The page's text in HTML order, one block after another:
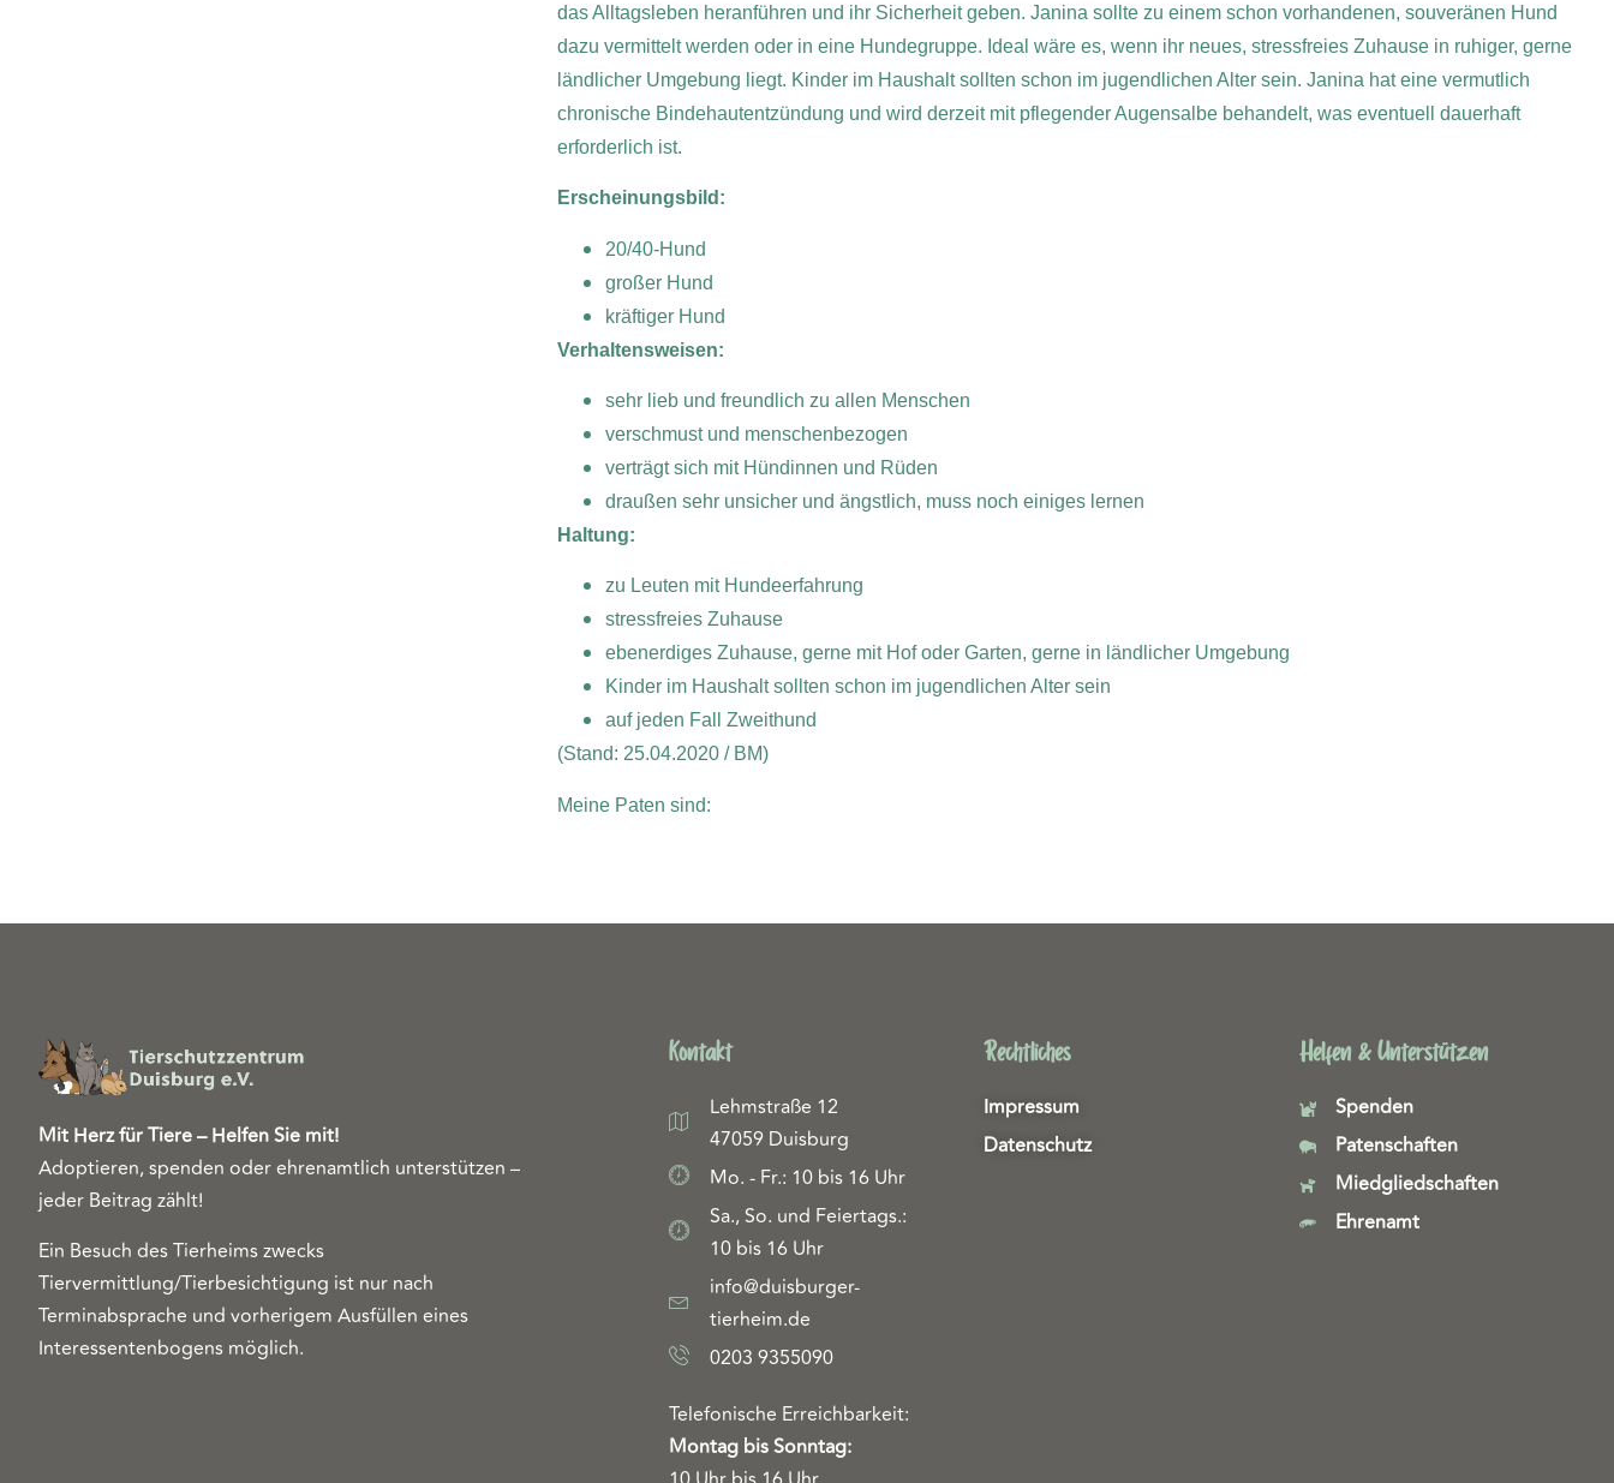
das Alltagsleben heranführen und ihr Sicherheit geben. Janina sollte zu einem schon vorhandenen, souveränen Hund
dazu vermittelt werden oder in eine Hundegruppe. Ideal wäre es, wenn ihr neues, stressfreies Zuhause in ruhiger, gerne
ländlicher Umgebung liegt. Kinder im Haushalt sollten schon im jugendlichen Alter sein. Janina hat eine vermutlich
chronische Bindehautentzündung und wird derzeit mit pflegender Augensalbe behandelt, was eventuell dauerhaft
erforderlich ist.
Erscheinungsbild:
20/40-Hund
großer Hund
kräftiger Hund
Verhaltensweisen:
sehr lieb und freundlich zu allen Menschen
verschmust und menschenbezogen
verträgt sich mit Hündinnen und Rüden
draußen sehr unsicher und ängstlich, muss noch einiges lernen
Haltung:
zu Leuten mit Hundeerfahrung
stressfreies Zuhause
ebenerdiges Zuhause, gerne mit Hof oder Garten, gerne in ländlicher Umgebung
Kinder im Haushalt sollten schon im jugendlichen Alter sein
auf jeden Fall Zweithund
(Stand: 25.04.2020 / BM)
Meine Paten sind:
Mit Herz für Tiere – Helfen Sie mit!
Adoptieren, spenden oder ehrenamtlich unterstützen –
jeder Beitrag zählt!
Ein Besuch des Tierheims zwecks
Tiervermittlung/Tierbesichtigung ist nur nach
Terminabsprache und vorherigem Ausfüllen eines
Interessentenbogens möglich.
Kontakt
Lehmstraße 12
47059 Duisburg
Mo. - Fr.: 10 bis 16 Uhr
Sa., So. und Feiertags.:
10 bis 16 Uhr
info@duisburger-
tierheim.de
0203 9355090
Telefonische Erreichbarkeit:
Montag bis Sonntag:
Rechtliches
Impressum
Datenschutz
Helfen & Unterstützen
Spenden
Patenschaften
Miedgliedschaften
Ehrenamt